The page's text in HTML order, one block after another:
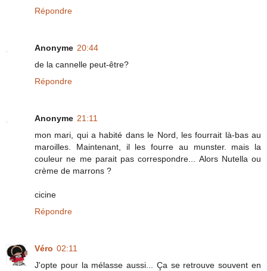
Répondre
Anonyme 20:44
de la cannelle peut-être?
Répondre
Anonyme 21:11
mon mari, qui a habité dans le Nord, les fourrait là-bas au
maroilles. Maintenant, il les fourre au munster. mais la
couleur ne me parait pas correspondre... Alors Nutella ou
crème de marrons ?
cicine
Répondre
Véro 02:11
J'opte pour la mélasse aussi... Ça se retrouve souvent en